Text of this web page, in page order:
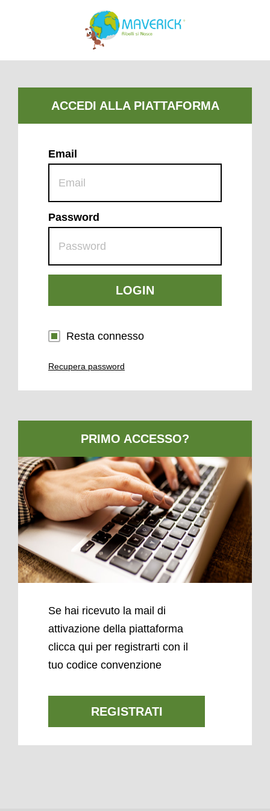
Email
Password
LOGIN
Resta connesso
Recupera password
Se hai ricevuto la mail di
attivazione della piattaforma
clicca qui per registrarti con il
tuo codice convenzione
REGISTRATI